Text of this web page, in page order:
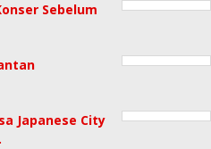
Sebelum
Japanese City